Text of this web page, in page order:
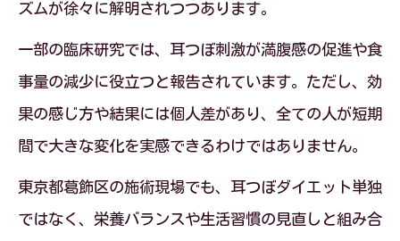
ズムが徐々に解明されつつあります。
一部の臨床研究では、耳つぼ刺激が満腹感の促進や食
事量の減少に役立つと報告されています。ただし、効
果の感じ方や結果には個人差があり、全ての人が短期
間で大きな変化を実感できるわけではありません。
東京都葛飾区の施術現場でも、耳つぼダイエット単独
ではなく、栄養バランスや生活習慣の見直しと組み合